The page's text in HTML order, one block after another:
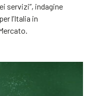
servizi”, indagine
l’Italia in